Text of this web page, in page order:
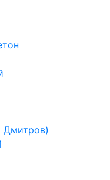
Дмитров)